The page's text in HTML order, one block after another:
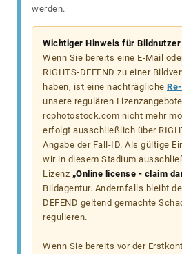
werden.
Wichtiger Hinweis für
Wenn Sie bereits eine E-Mail
RIGHTS-DEFEND zu einer
haben, ist eine nachträgliche
unsere regulären
rcphotostock.com nicht mehr
erfolgt ausschließlich über
Angabe der Fall-ID. Als gültige
wir in diesem Stadium
Lizenz „Online license - claim
Bildagentur. Andernfalls bleibt
DEFEND geltend gemachte
regulieren.
Wenn Sie bereits vor der